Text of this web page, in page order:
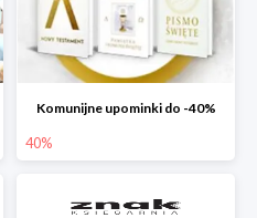
Komunijne upominki do -40%
40%